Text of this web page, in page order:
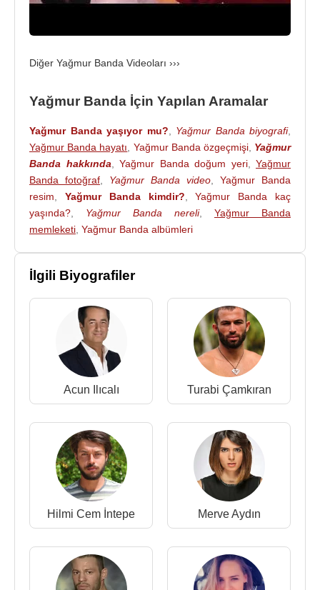
Diğer Yağmur Banda Videoları ›››
Yağmur Banda İçin Yapılan Aramalar
Yağmur Banda yaşıyor mu? Yağmur Banda biyografi,
Yağmur Banda hayatı
Yağmur Banda özgeçmişi, Yağmur
Banda hakkında
Yağmur Banda doğum yeri, Yağmur
Banda fotoğraf
Yağmur Banda video
Yağmur Banda
resim
Yağmur Banda kimdir? ,Yağmur Banda kaç
yaşında?
Yağmur Banda nereli, Yağmur Banda
memleketi Yağmur Banda albümleri
İlgili Biyografiler
Acun Ilıcalı Turabi Çamkıran
Hilmi Cem İntepe Merve Aydın